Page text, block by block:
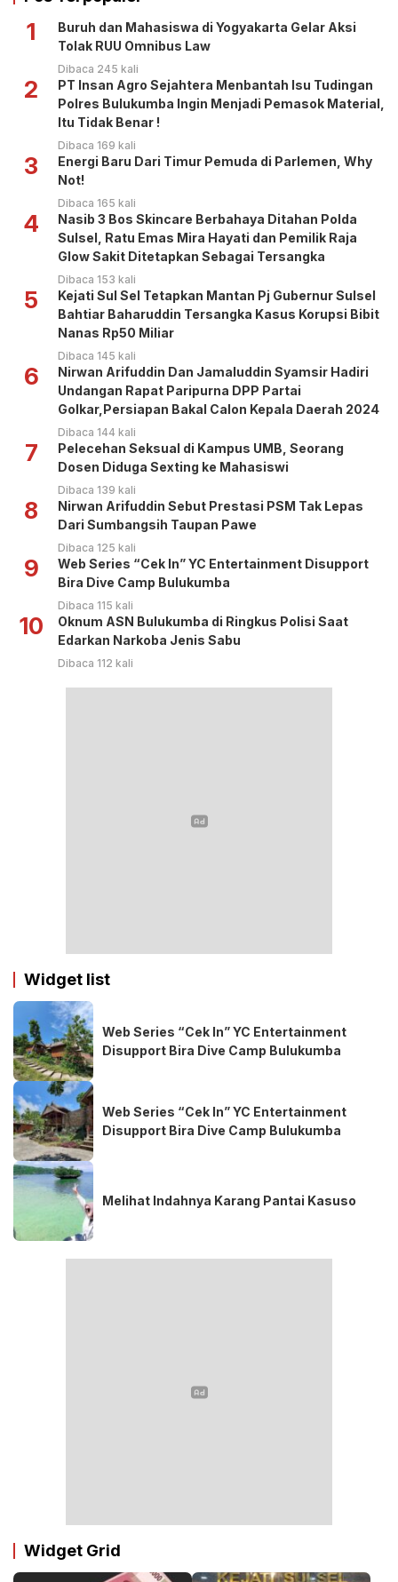
1
Buruh dan Mahasiswa di Yogyakarta Gelar Aksi
Tolak RUU Omnibus Law
Dibaca 245 kali
2
PT Insan Agro Sejahtera Menbantah Isu Tudingan
Polres Bulukumba Ingin Menjadi Pemasok Material,
Itu Tidak Benar !
Dibaca 169 kali
3
Energi Baru Dari Timur Pemuda di Parlemen, Why
Not!
Dibaca 165 kali
4
Nasib 3 Bos Skincare Berbahaya Ditahan Polda
Sulsel, Ratu Emas Mira Hayati dan Pemilik Raja
Glow Sakit Ditetapkan Sebagai Tersangka
Dibaca 153 kali
5
Kejati Sul Sel Tetapkan Mantan Pj Gubernur Sulsel
Bahtiar Baharuddin Tersangka Kasus Korupsi Bibit
Nanas Rp50 Miliar
Dibaca 145 kali
6
Nirwan Arifuddin Dan Jamaluddin Syamsir Hadiri
Undangan Rapat Paripurna DPP Partai
Golkar,Persiapan Bakal Calon Kepala Daerah 2024
Dibaca 144 kali
7
Pelecehan Seksual di Kampus UMB, Seorang
Dosen Diduga Sexting ke Mahasiswi
Dibaca 139 kali
8
Nirwan Arifuddin Sebut Prestasi PSM Tak Lepas
Dari Sumbangsih Taupan Pawe
Dibaca 125 kali
9
Web Series “Cek In” YC Entertainment Disupport
Bira Dive Camp Bulukumba
Dibaca 115 kali
10
Oknum ASN Bulukumba di Ringkus Polisi Saat
Edarkan Narkoba Jenis Sabu
Dibaca 112 kali
Widget list
Web Series “Cek In” YC Entertainment
Disupport Bira Dive Camp Bulukumba
Web Series “Cek In” YC Entertainment
Disupport Bira Dive Camp Bulukumba
Melihat Indahnya Karang Pantai Kasuso
Widget Grid